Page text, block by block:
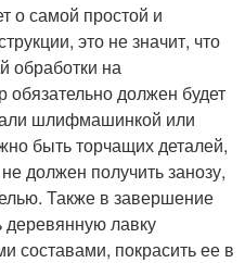
о самой простой и
это не значит, что
обработки на
должен будет
шлифмашинкой или
быть торчащих деталей,
должен получить занозу,
Также в завершение
деревянную лавку
составами, покрасить ее в